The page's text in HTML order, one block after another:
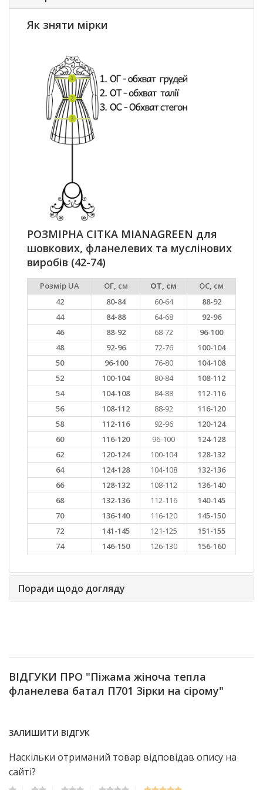
Як зняти мірки
РОЗМІРНА СІТКА MIANAGREEN для
шовкових, фланелевих та муслінових
виробів (42-74)
Розмір UA ОГ, см ОТ, см
ОС, см
42
80-84 60-64
88-92
44
84-88 64-68
92-96
46
88-92 68-72
96-100
48
92-96 72-76
100-104
50
96-100 76-80
104-108
52
100-104 80-84
108-112
54
104-108 84-88
112-116
56
108-112 88-92
116-120
58
112-116 92-96
120-124
60
116-120 96-100
124-128
62
120-124 100-104
128-132
64
124-128 104-108
132-136
66
128-132 108-112
136-140
68
132-136 112-116
140-145
70
136-140 116-120
145-150
72
141-145 121-125
151-155
74
146-150 126-130 156-160
Поради щодо догляду
ВІДГУКИ ПРО "Піжама жіноча тепла
фланелева батал П701 Зірки на сірому"
ЗАЛИШИТИ ВІДГУК
Наскільки отриманий товар відповідав опису на
сайті?